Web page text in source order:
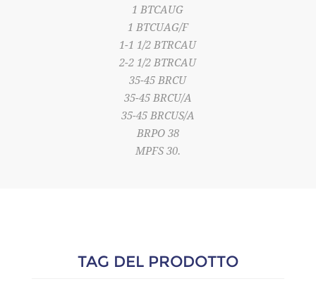
1 BTCAUG
1 BTCUAG/F
1-1 1/2 BTRCAU
2-2 1/2 BTRCAU
35-45 BRCU
35-45 BRCU/A
35-45 BRCUS/A
BRPO 38
MPFS 30.
TAG DEL PRODOTTO